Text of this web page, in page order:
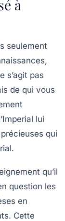
à
seulement
s’agit pas
de qui vous
lui
qui
qu’il
question les
en
Cette